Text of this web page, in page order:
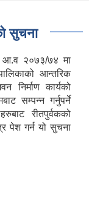
सुचना
आ.व २०७३/७४ मा
आन्तरिक
निर्माण कार्यको
सम्पन्न गर्नुपर्ने
रीतपुर्वकको
पेश गर्न यो सुचना